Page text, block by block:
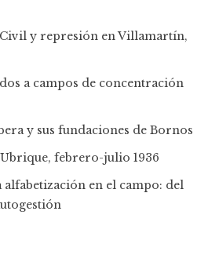
y represión en Villamartín,
a campos de concentración
y sus fundaciones de Bornos
febrero-julio 1936
alfabetización en el campo: del